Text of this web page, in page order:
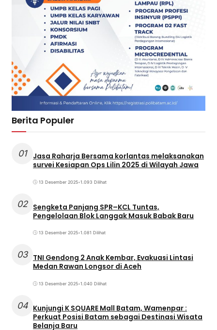
Berita Populer
01
Jasa Raharja Bersama korlantas melaksanakan
survei Kesiapan Ops Lilin 2025 di Wilayah Jawa
13 Desember 2025•1.093 Dilihat
02 Sengketa Panjang SPR–KCL Tuntas,
Pengelolaan Blok Langgak Masuk Babak Baru
13 Desember 2025•1.081 Dilihat
03 TNI Gendong 2 Anak Kembar, Evakuasi Lintasi
Medan Rawan Longsor di Aceh
13 Desember 2025•1.040 Dilihat
04 Kunjungi K SQUARE Mall Batam, Wamenpar :
Perkuat Posisi Batam sebagai Destinasi Wisata
Belanja Baru